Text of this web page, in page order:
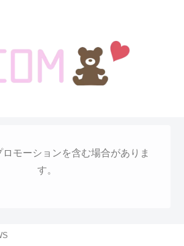
モーションを含む場合がありま
す。